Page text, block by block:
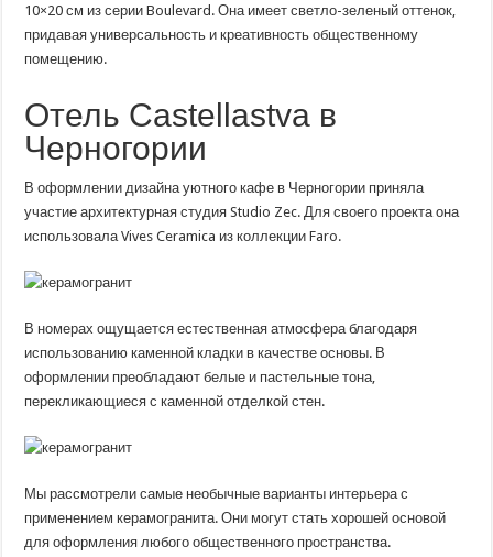
10×20 см из серии Boulevard. Она имеет светло-зеленый оттенок,
придавая универсальность и креативность общественному
помещению.
Отель Castellastva в
Черногории
В оформлении дизайна уютного кафе в Черногории приняла
участие архитектурная студия Studio Zec. Для своего проекта она
использовала Vives Ceramica из коллекции Faro.
В номерах ощущается естественная атмосфера благодаря
использованию каменной кладки в качестве основы. В
оформлении преобладают белые и пастельные тона,
перекликающиеся с каменной отделкой стен.
Мы рассмотрели самые необычные варианты интерьера с
применением керамогранита. Они могут стать хорошей основой
для оформления любого общественного пространства.